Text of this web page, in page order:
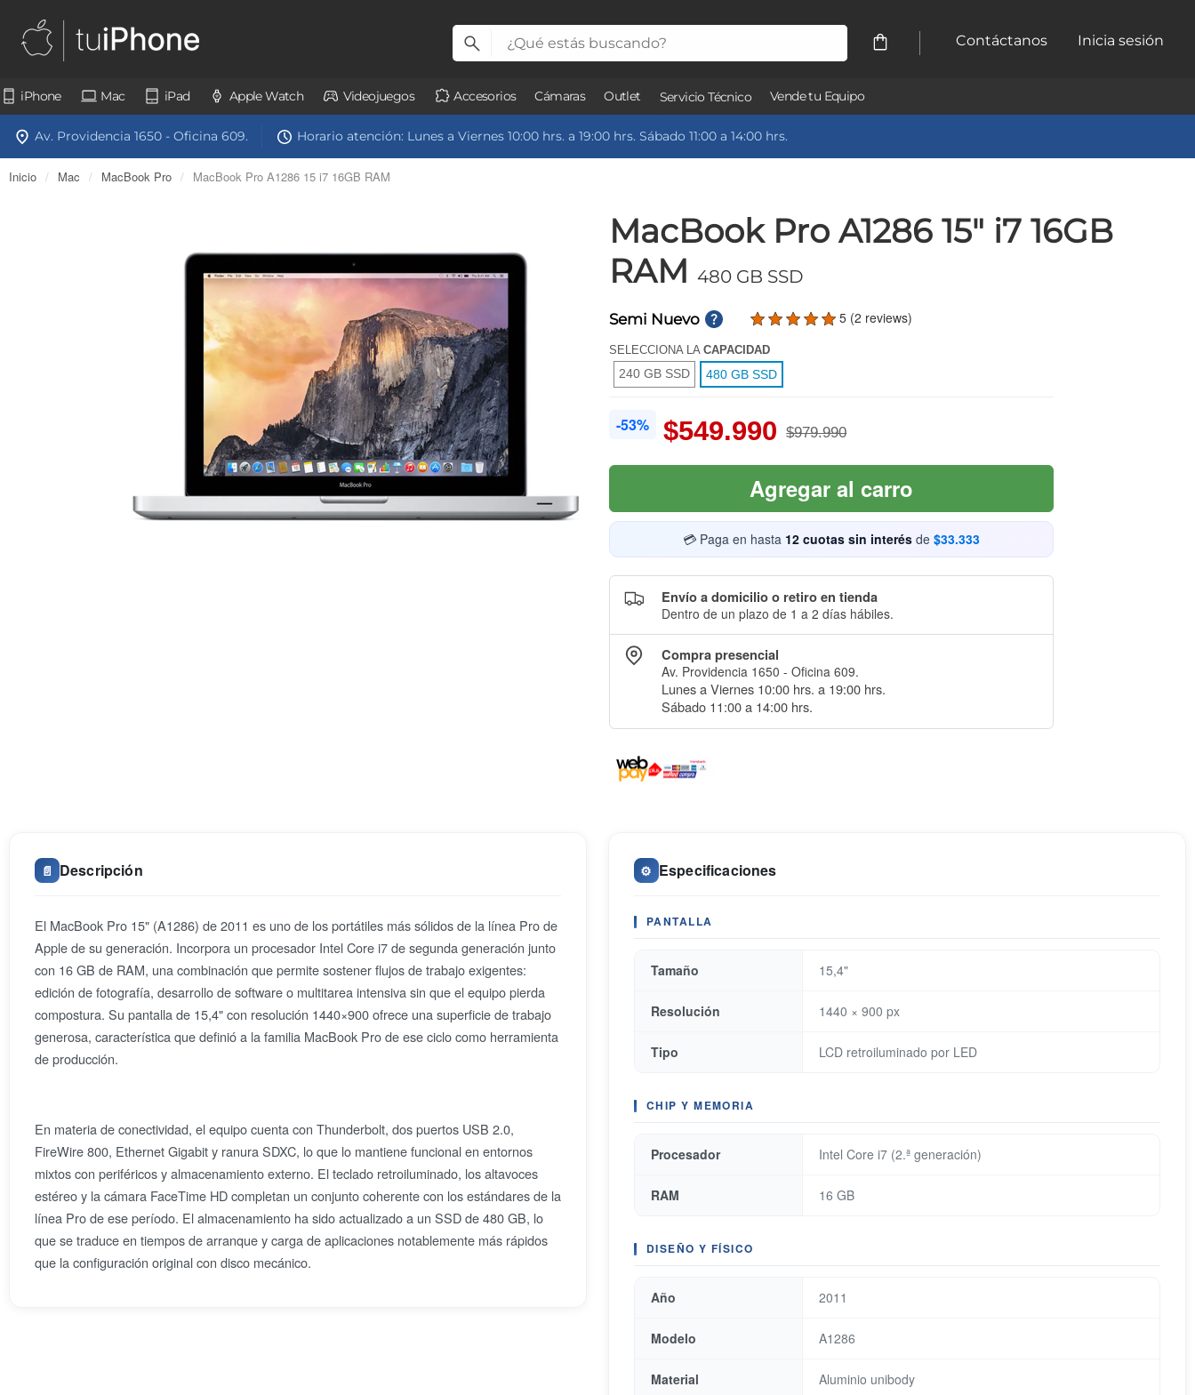
Contáctanos Inicia sesión
iPhone Mac iPad Apple Watch Videojuegos Accesorios Cámaras Outlet Servicio Técnico Vende tu Equipo
Av. Providencia 1650 - Oficina 609. Horario atención: Lunes a Viernes 10:00 hrs. a 19:00 hrs. Sábado 11:00 a 14:00 hrs.
Inicio / Mac / MacBook Pro / MacBook Pro A1286 15 i7 16GB RAM
MacBook Pro A1286 15" i7 16GB
RAM480 GB SSD
Semi Nuevo 5 (2 reviews)
SELECCIONA LACAPACIDAD
240 GB SSD 480 GB SSD
-53% $549.990 $979.990
Agregar al carro
💳 Paga en hasta 12 cuotas sin interés de$33.333
Envío a domicilio o retiro en tienda
Dentro de un plazo de 1 a 2 días hábiles.
Compra presencial
Av. Providencia 1650 - Oficina 609.
Lunes a Viernes 10:00 hrs. a 19:00 hrs.
Sábado 11:00 a 14:00 hrs.
📄 Descripción
El MacBook Pro 15" (A1286) de 2011 es uno de los portátiles más sólidos de la línea Pro de
Apple de su generación. Incorpora un procesador Intel Core i7 de segunda generación junto
con 16 GB de RAM, una combinación que permite sostener flujos de trabajo exigentes:
edición de fotografía, desarrollo de software o multitarea intensiva sin que el equipo pierda
compostura. Su pantalla de 15,4" con resolución 1440×900 ofrece una superficie de trabajo
generosa, característica que definió a la familia MacBook Pro de ese ciclo como herramienta
de producción.
En materia de conectividad, el equipo cuenta con Thunderbolt, dos puertos USB 2.0,
FireWire 800, Ethernet Gigabit y ranura SDXC, lo que lo mantiene funcional en entornos
mixtos con periféricos y almacenamiento externo. El teclado retroiluminado, los altavoces
estéreo y la cámara FaceTime HD completan un conjunto coherente con los estándares de la
línea Pro de ese período. El almacenamiento ha sido actualizado a un SSD de 480 GB, lo
que se traduce en tiempos de arranque y carga de aplicaciones notablemente más rápidos
que la configuración original con disco mecánico.
⚙️ Especificaciones
PANTALLA
Tamaño 15,4"
Resolución 1440 × 900 px
Tipo LCD retroiluminado por LED
CHIP Y MEMORIA
Procesador Intel Core i7 (2.ª generación)
RAM 16 GB
DISEÑO Y FÍSICO
Año 2011
Modelo A1286
Material Aluminio unibody